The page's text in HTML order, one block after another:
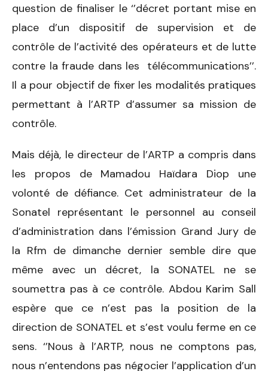
question de finaliser le ‘’décret portant mise en
place d’un dispositif de supervision et de
contrôle de l’activité des opérateurs et de lutte
contre la fraude dans les télécommunications’’.
Il a pour objectif de fixer les modalités pratiques
permettant à l’ARTP d’assumer sa mission de
contrôle.
Mais déjà, le directeur de l’ARTP a compris dans
les propos de Mamadou Haïdara Diop une
volonté de défiance. Cet administrateur de la
Sonatel représentant le personnel au conseil
d’administration dans l’émission Grand Jury de
la Rfm de dimanche dernier semble dire que
même avec un décret, la SONATEL ne se
soumettra pas à ce contrôle. Abdou Karim Sall
espère que ce n’est pas la position de la
direction de SONATEL et s’est voulu ferme en ce
sens. ‘’Nous à l’ARTP, nous ne comptons pas,
nous n’entendons pas négocier l’application d’un